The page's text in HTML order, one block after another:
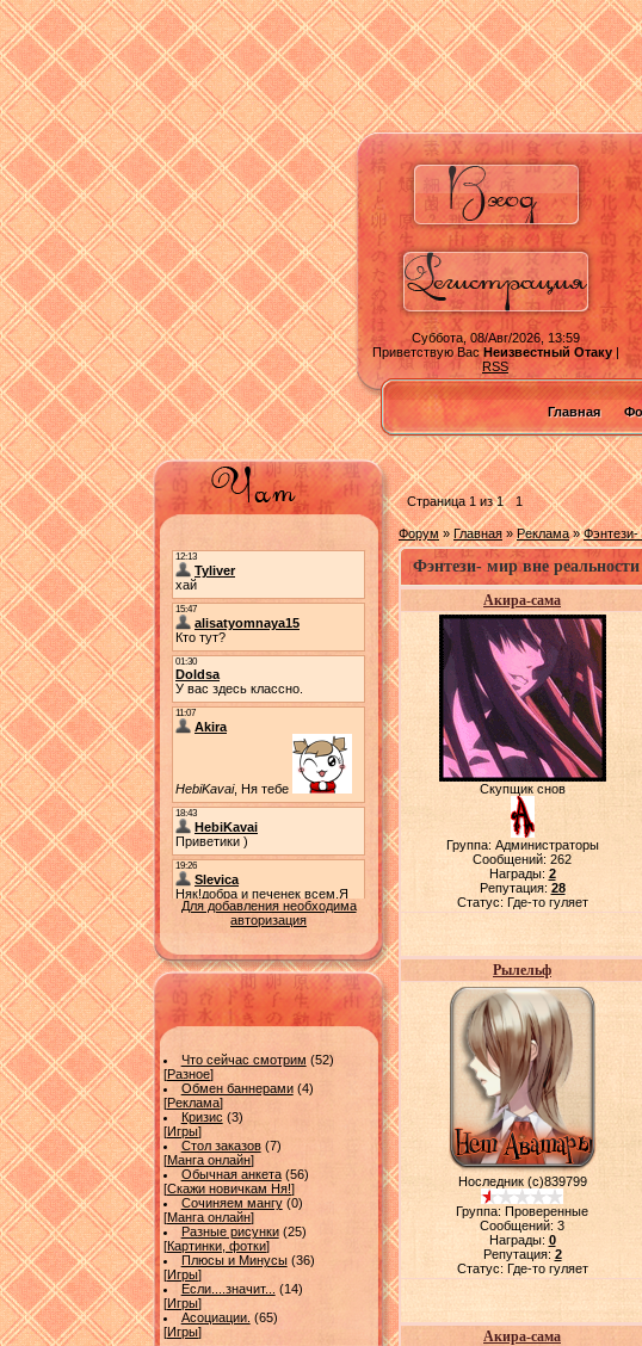
Суббота, 08/Авг/2026, 13:59
Приветствую ВасНеизвестный Отаку|
RSS
Главная
Для добавления необходима
авторизация
Что сейчас смотрим (52)
[Разное]
Обмен баннерами (4)
[Реклама]
Кризис (3)
[Игры]
Стол заказов (7)
[Манга онлайн]
Обычная анкета (56)
[Скажи новичкам Ня!]
Сочиняем мангу (0)
[Манга онлайн]
Разные рисунки (25)
[Картинки, фотки]
Плюсы и Минусы (36)
[Игры]
Если....значит...
(14)
[Игры]
Асоциации. (65)
[Игры]
Страница1 из1 1
Форум » Главная » Реклама » Фэнтези-
Фэнтези- мир вне реальности
Акира-сама
Скупщик снов
Группа: Администраторы
Сообщений: 262
Награды: 2
Репутация: 28
Статус: Где-то гуляет
Рылельф
Носледник (с)839799
Группа: Проверенные
Сообщений: 3
Награды: 0
Репутация: 2
Статус: Где-то гуляет
Акира-сама